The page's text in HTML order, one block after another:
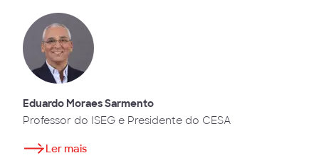
Eduardo Moraes Sarmento
Professor do ISEG e Presidente do CESA
Ler mais